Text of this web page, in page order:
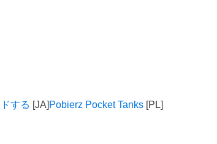
する
Pobierz Pocket Tanks